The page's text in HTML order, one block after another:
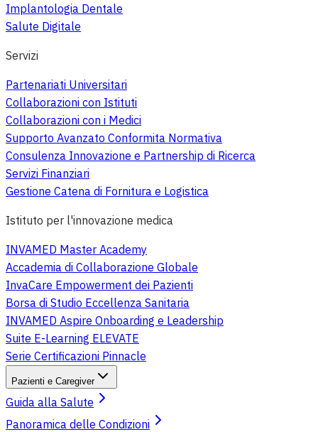
Implantologia Dentale
Salute Digitale
Servizi
Partenariati Universitari
Collaborazioni con Istituti
Collaborazioni con i Medici
Supporto Avanzato Conformita Normativa
Consulenza Innovazione e Partnership di Ricerca
Servizi Finanziari
Gestione Catena di Fornitura e Logistica
Istituto per l'innovazione medica
INVAMED Master Academy
Accademia di Collaborazione Globale
InvaCare Empowerment dei Pazienti
Borsa di Studio Eccellenza Sanitaria
INVAMED Aspire Onboarding e Leadership
Suite E-Learning ELEVATE
Serie Certificazioni Pinnacle
Pazienti e Caregiver
Guida alla Salute
Panoramica delle Condizioni